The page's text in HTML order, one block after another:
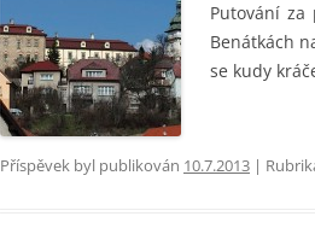
Putování
Benátkách
se kudy
Příspěvek byl publikován 10.7.2013 |